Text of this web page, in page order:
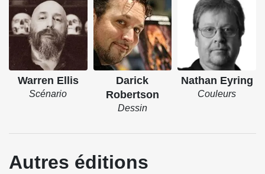
Warren Ellis
Scénario
Darick
Robertson
Dessin
Nathan Eyring
Couleurs
Autres éditions